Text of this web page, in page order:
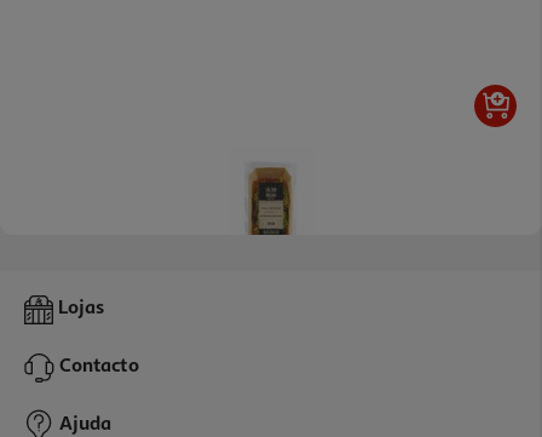
Valverde Crunchy Salina Greens Bio 250g
5,45 €
Lojas
Contacto
Ajuda